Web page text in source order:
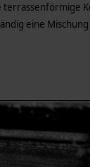
terrassenförmige
eine